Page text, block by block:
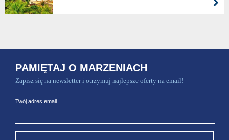
PAMIĘTAJ O MARZENIACH
Zapisz się na newsletter i otrzymuj najlepsze oferty na email!
Twój adres email